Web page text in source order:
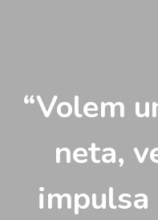
“Volem
neta,
impulsa